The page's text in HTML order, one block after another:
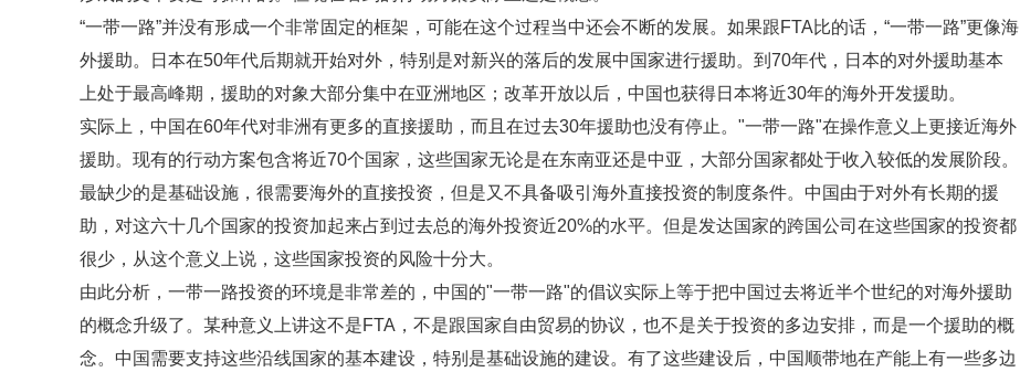
“一带一路”并没有形成一个非常固定的框架，可能在这个过程当中还会不断的发展。如果跟FTA比的话，“一带一路”更像海
外援助。日本在50年代后期就开始对外，特别是对新兴的落后的发展中国家进行援助。到70年代，日本的对外援助基本
上处于最高峰期，援助的对象大部分集中在亚洲地区；改革开放以后，中国也获得日本将近30年的海外开发援助。
实际上，中国在60年代对非洲有更多的直接援助，而且在过去30年援助也没有停止。"一带一路"在操作意义上更接近海外
援助。现有的行动方案包含将近70个国家，这些国家无论是在东南亚还是中亚，大部分国家都处于收入较低的发展阶段。
最缺少的是基础设施，很需要海外的直接投资，但是又不具备吸引海外直接投资的制度条件。中国由于对外有长期的援
助，对这六十几个国家的投资加起来占到过去总的海外投资近20%的水平。但是发达国家的跨国公司在这些国家的投资都
很少，从这个意义上说，这些国家投资的风险十分大。
由此分析，一带一路投资的环境是非常差的，中国的"一带一路"的倡议实际上等于把中国过去将近半个世纪的对海外援助
的概念升级了。某种意义上讲这不是FTA，不是跟国家自由贸易的协议，也不是关于投资的多边安排，而是一个援助的概
念。中国需要支持这些沿线国家的基本建设，特别是基础设施的建设。有了这些建设后，中国顺带地在产能上有一些多边